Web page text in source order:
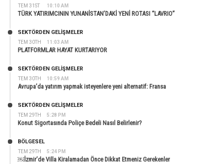
TEM 31ST 10:10 AM
TÜRK YATIRIMCININ YUNANİSTAN’DAKİ YENİ ROTASI “LAVRIO”
TEM 30TH 11:03 AM
SEKTÖRDEN GELIŞMELER
PLATFORMLAR HAYAT KURTARIYOR
TEM 30TH 10:59 AM
SEKTÖRDEN GELIŞMELER
Avrupa’da yatırım yapmak isteyenlere yeni alternatif: Fransa
TEM 29TH 5:28 PM
SEKTÖRDEN GELIŞMELER
Konut Sigortasında Poliçe Bedeli Nasıl Belirlenir?
TEM 29TH 5:24 PM
BÖLGESEL
￼İzmir’de Villa Kiralamadan Önce Dikkat Etmeniz Gerekenler